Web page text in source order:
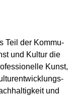
Teil der Kom­mu­
und Kul­tur die
Kunst,
und